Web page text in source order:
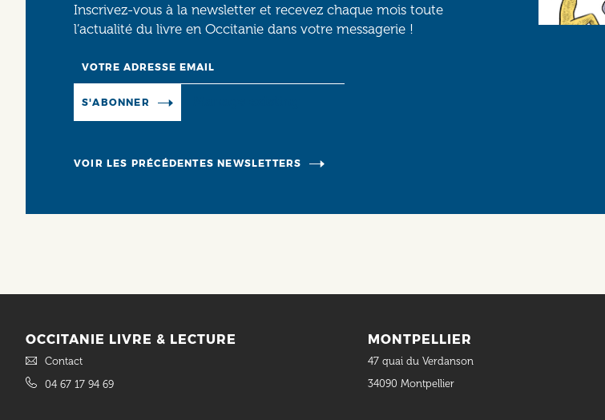
Inscrivez-vous à la newsletter et recevez chaque mois toute
l’actualité du livre en Occitanie dans votre messagerie !
S'ABONNER
VOIR LES PRÉCÉDENTES NEWSLETTERS
OCCITANIE LIVRE & LECTURE
Contact
04 67 17 94 69
MONTPELLIER
47 quai du Verdanson
34090 Montpellier